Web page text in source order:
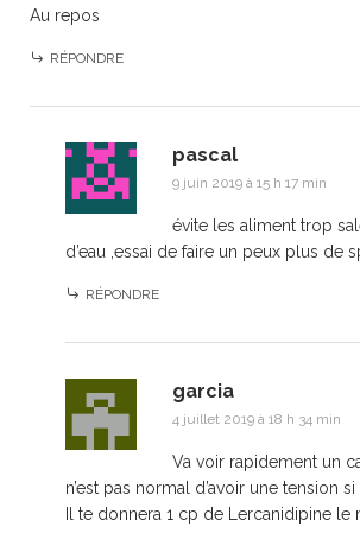
Au repos
RÉPONDRE
pascal
9 juin 2019 à 15 h 17 min
évite les aliment trop
d’eau ,essai de faire un peux plus de
RÉPONDRE
garcia
4 juillet 2019 à 18 h 34 min
Va voir rapidement un
n’est pas normal d’avoir une tension si
Il te donnera 1 cp de Lercanidipine le